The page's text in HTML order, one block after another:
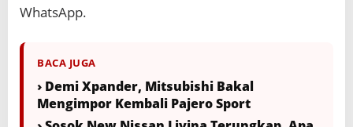
WhatsApp.
BACA JUGA
› Demi Xpander, Mitsubishi Bakal
Mengimpor Kembali Pajero Sport